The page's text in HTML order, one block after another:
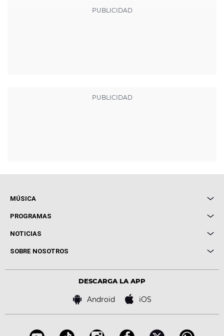
MÚSICA
Local de Ensayo Europa FM
Conciertos
PROGRAMAS
Cuerpos especiales
Locutores Europa FM
NOTICIAS
Cine y Televisión
Virales
SOBRE NOSOTROS
Bases de concursos
DESCARGA LA APP
Android iOS